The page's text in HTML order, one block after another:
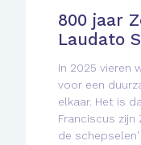
800 jaar
Laudato
In 2025 vieren
voor een
elkaar. Het is
Franciscus zijn
de